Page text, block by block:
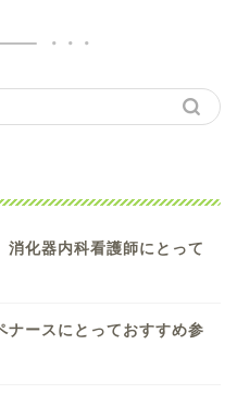
消化器内科看護師にとって
ナースにとっておすすめ参
のおすすめ4選
選